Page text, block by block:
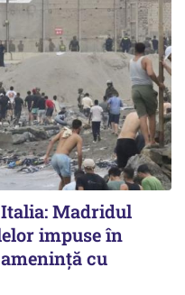
Madridul
impuse în
cu